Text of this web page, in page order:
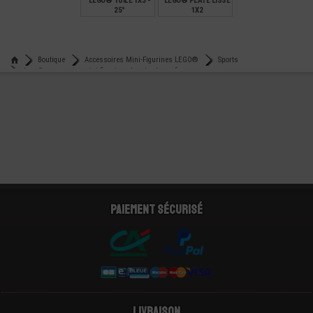
25°
1X2
Boutique
Accessoires Mini-Figurines LEGO®
Sports
Lego® accessoire mini-figurine planche de surf
Paiement sécurisé